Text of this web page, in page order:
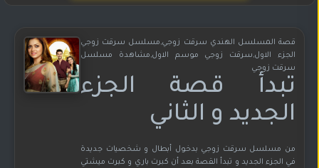
قصة المسلسل الهندي سرقت زوجي,مسلسل سرقت زوجي
الجزء الاول,سرقت زوجي موسم الاول,مشاهدة مسلسل
سرقت زوجي
تبدأ قصة الجزء
الجديد و الثاني
من مسلسل سرقت زوجي بدخول أبطال و شخصيات جديدة
في الجزء الجديد و تبدأ القصة بعد أن كبرت باري و كبرت ميشتي